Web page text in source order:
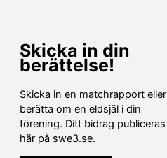
Skicka in din
berättelse!
Skicka in en matchrapport eller
berätta om en eldsjäl i din
förening. Ditt bidrag publiceras
här på swe3.se.